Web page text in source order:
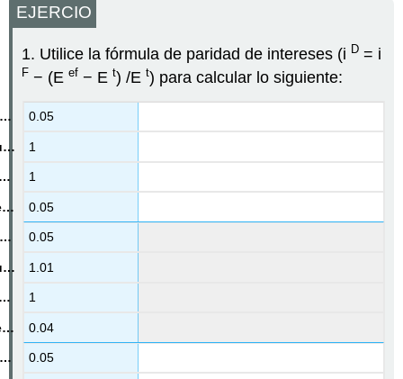
EJERCIO
1. Utilice la fórmula de paridad de intereses (i D = i
F − (Eef − Et) /Et) para calcular lo siguiente:
0.05
1
1
0.05
0.05
1.01
1
0.04
0.05